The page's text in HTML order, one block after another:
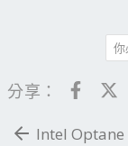
你
分享：
Intel Optane